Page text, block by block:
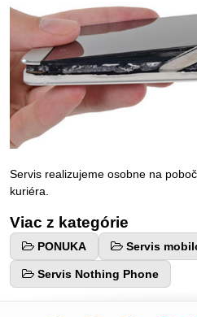
Servis realizujeme osobne na
kuriéra.
Viac z kategórie
PONUKA Servis
Servis Nothing Phone